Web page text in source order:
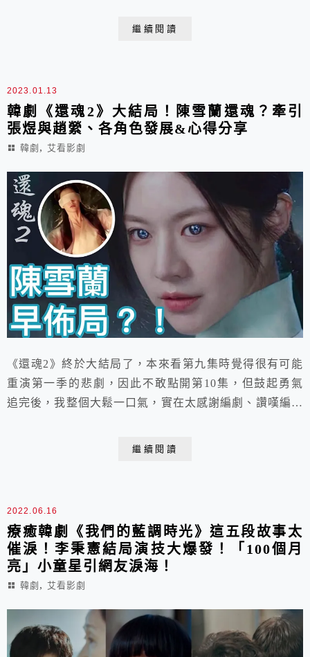
繼續閱讀
2023.01.13
韓劇《還魂2》大結局！陳雪蘭還魂？牽引
張煜與趙縈、各角色發展&心得分享
韓劇 , 艾看影劇
《還魂2》終於大結局了，本來看第九集時覺得很有可能
重演第一季的悲劇，因此不敢點開第10集，但鼓起勇氣
追完後，我整個大鬆一口氣，實在太感謝編劇、讚嘆編劇
繼續閱讀
2022.06.16
療癒韓劇《我們的藍調時光》這五段故事太
催淚！李秉憲結局演技大爆發！「100個月
亮」小童星引網友淚海！
韓劇 , 艾看影劇